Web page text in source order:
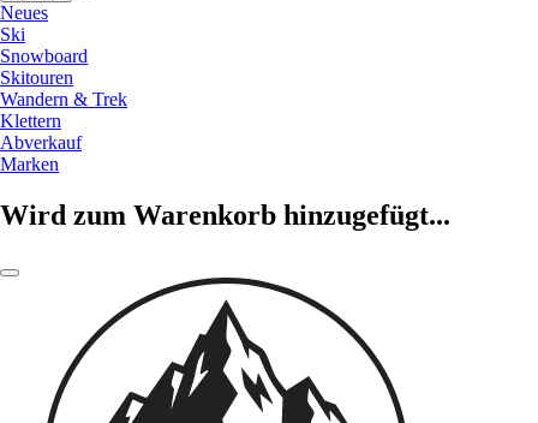
Neues
Ski
Snowboard
Skitouren
Wandern & Trek
Klettern
Abverkauf
Marken
Wird zum Warenkorb hinzugefügt...